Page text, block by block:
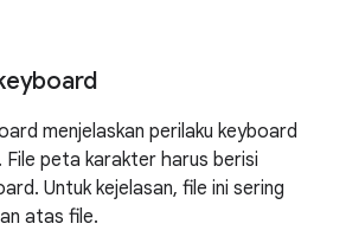
menjelaskan perilaku keyboard
File peta karakter harus berisi
Untuk kejelasan, file ini sering
atas file.